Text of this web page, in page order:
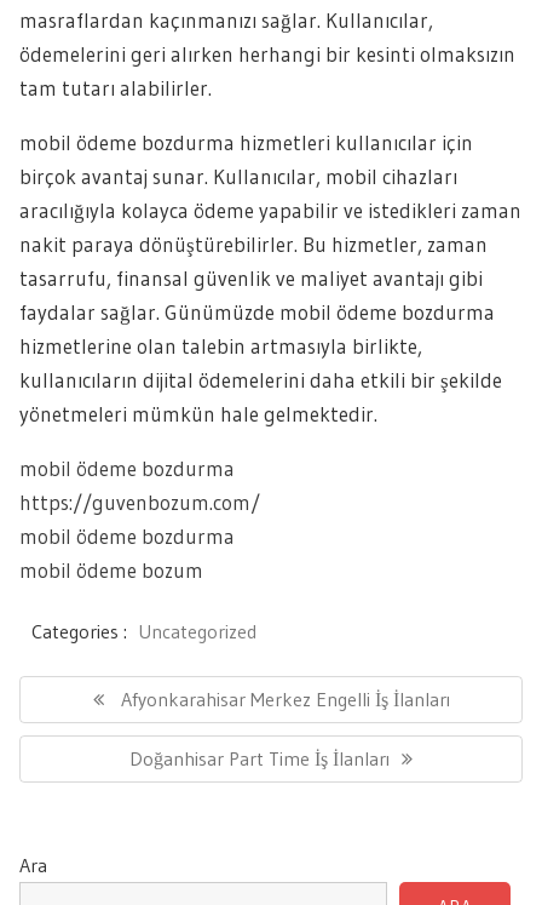
masraflardan kaçınmanızı sağlar. Kullanıcılar,
ödemelerini geri alırken herhangi bir kesinti olmaksızın
tam tutarı alabilirler.
mobil ödeme bozdurma hizmetleri kullanıcılar için
birçok avantaj sunar. Kullanıcılar, mobil cihazları
aracılığıyla kolayca ödeme yapabilir ve istedikleri zaman
nakit paraya dönüştürebilirler. Bu hizmetler, zaman
tasarrufu, finansal güvenlik ve maliyet avantajı gibi
faydalar sağlar. Günümüzde mobil ödeme bozdurma
hizmetlerine olan talebin artmasıyla birlikte,
kullanıcıların dijital ödemelerini daha etkili bir şekilde
yönetmeleri mümkün hale gelmektedir.
mobil ödeme bozdurma
https://guvenbozum.com/
mobil ödeme bozdurma
mobil ödeme bozum
Categories : Uncategorized
gezinmesi
Previous
Post:
Afyonkarahisar Merkez Engelli İş İlanları
Next
Post:
Doğanhisar Part Time İş İlanları
Ara